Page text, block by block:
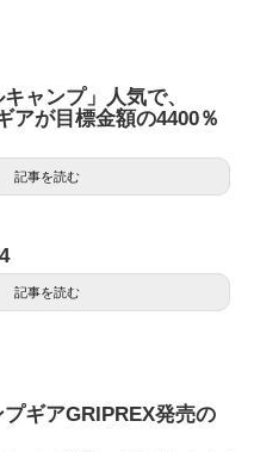
ャンプ」人気で、
アが目標金額の4400％
記事を読む
記事を読む
ギアGRIPREX発売の